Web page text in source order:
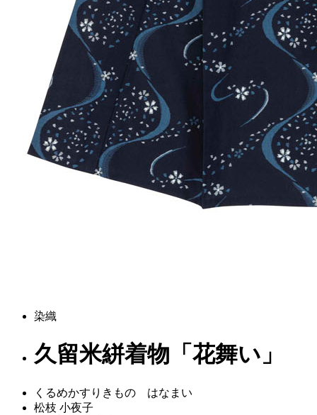
染織
久留米絣着物「花舞い」
くるめかすりきもの はなまい
松枝 小夜子